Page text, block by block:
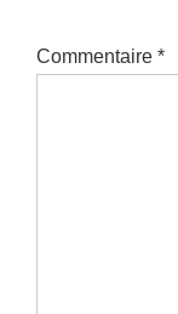
Commentaire *